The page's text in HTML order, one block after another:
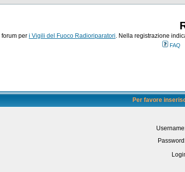
Il forum per i Vigili del Fuoco Radioriparatori. Nella registrazione
FAQ
Per favore